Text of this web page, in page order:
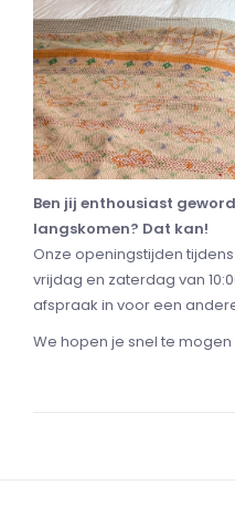
Ben jij enthousiast
langskomen? Dat kan!
Onze openingstijden
vrijdag en zaterdag van
afspraak in voor een
We hopen je snel te